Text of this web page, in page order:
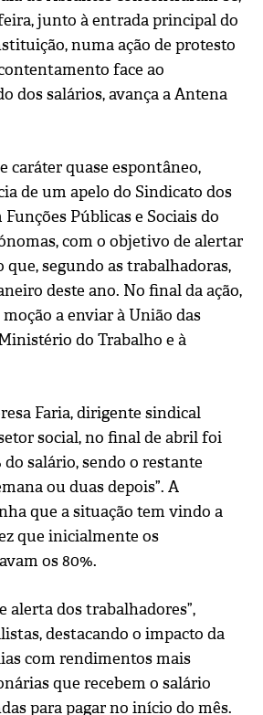
junto à entrada principal do
numa ação de protesto
face ao
dos salários, avança a Antena
caráter quase espontâneo,
de um apelo do Sindicato dos
Públicas e Sociais do
com o objetivo de alertar
que, segundo as trabalhadoras,
deste ano. No final da ação,
a enviar à União das
do Trabalho e à
Faria, dirigente sindical
social, no final de abril foi
do salário, sendo o restante
ou duas depois”. A
que a situação tem vindo a
que inicialmente os
os 80%.
alerta dos trabalhadores”,
destacando o impacto da
com rendimentos mais
que recebem o salário
para pagar no início do mês.